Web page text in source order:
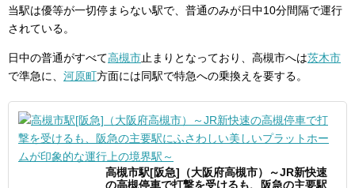
当駅は優等が一切停まらない駅で、普通のみが日中10分間隔で運行
されている。
日中の普通がすべて高槻市止まりとなっており、高槻市へは茨木市
で準急に、 河原町方面には同駅で特急への乗換えを要する。
高槻市駅[阪急]（大阪府高槻市）～JR新快速
の高槻停車で打撃を受けるも、阪急の主要駅